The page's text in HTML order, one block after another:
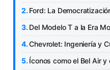
Ford: La
Del Modelo T a la Era
Chevrolet: Ingeniería y
Íconos como el Bel Air y